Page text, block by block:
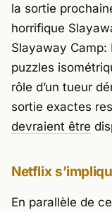
la sortie
horrifique
Slayaway Camp:
puzzles
rôle d’un tueur
sortie exactes
devraient être
Netflix
En parallèle de